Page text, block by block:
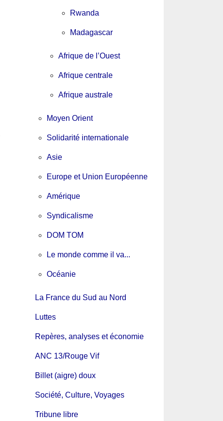
Rwanda
Madagascar
Afrique de l’Ouest
Afrique centrale
Afrique australe
Moyen Orient
Solidarité internationale
Asie
Europe et Union Européenne
Amérique
Syndicalisme
DOM TOM
Le monde comme il va...
Océanie
La France du Sud au Nord
Luttes
Repères, analyses et économie
ANC 13/Rouge Vif
Billet (aigre) doux
Société, Culture, Voyages
Tribune libre